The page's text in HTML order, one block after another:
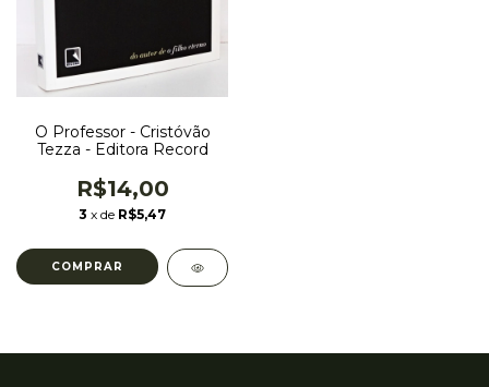
O Professor - Cristóvão
Tezza - Editora Record
R$14,00
3 x de R$5,47